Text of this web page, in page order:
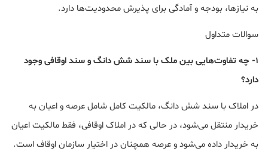
به نیازها، بودجه و آمادگی برای پذیرش محدودیت‌ها دارد.
سوالات متداول
1- چه تفاوت‌هایی بین ملک با سند شش دانگ و سند اوقافی وجود
دارد؟
در املاک با سند شش دانگ، مالکیت کامل شامل عرصه و اعیان به
خریدار منتقل می‌شود، در حالی که در املاک اوقافی، فقط مالکیت اعیان
به خریدار داده می‌شود و عرصه همچنان در اختیار سازمان اوقاف است.